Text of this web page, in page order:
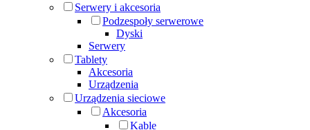
Serwery i akcesoria
Podzespoły serwerowe
Dyski
Serwery
Tablety
Akcesoria
Urządzenia
Urządzenia sieciowe
Akcesoria
Kable